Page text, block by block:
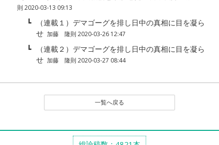
則 2020-03-13 09:13
┗
（連載１）デマゴーグを排し日中の真相に目を凝ら
せ 加藤 隆則 2020-03-26 12:47
┗
（連載２）デマゴーグを排し日中の真相に目を凝ら
せ 加藤 隆則 2020-03-27 08:44
一覧へ戻る